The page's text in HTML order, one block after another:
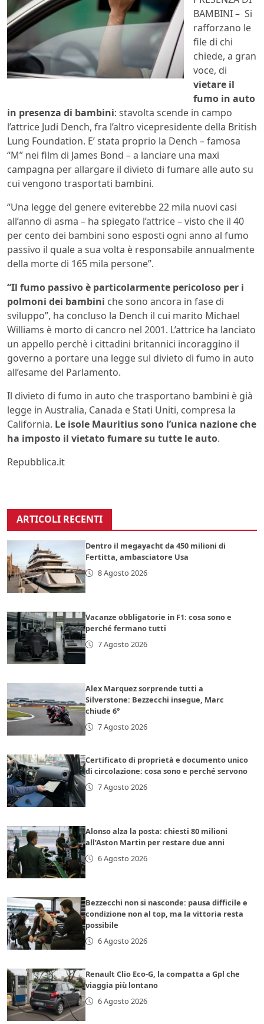
BAMBINI – Si
rafforzano le
file di chi
chiede, a gran
voce, di
vietare il
fumo in auto
in presenza di bambini: stavolta scende in campo
l’attrice Judi Dench, fra l’altro vicepresidente della British
Lung Foundation. E’ stata proprio la Dench – famosa
“M” nei film di James Bond – a lanciare una maxi
campagna per allargare il divieto di fumare alle auto su
cui vengono trasportati bambini.
“Una legge del genere eviterebbe 22 mila nuovi casi
all’anno di asma – ha spiegato l’attrice – visto che il 40
per cento dei bambini sono esposti ogni anno al fumo
passivo il quale a sua volta è responsabile annualmente
della morte di 165 mila persone”.
“Il fumo passivo è particolarmente pericoloso per i
polmoni dei bambini che sono ancora in fase di
sviluppo”, ha concluso la Dench il cui marito Michael
Williams è morto di cancro nel 2001. L’attrice ha lanciato
un appello perchè i cittadini britannici incoraggino il
governo a portare una legge sul divieto di fumo in auto
all’esame del Parlamento.
Il divieto di fumo in auto che trasportano bambini è già
legge in Australia, Canada e Stati Uniti, compresa la
California. Le isole Mauritius sono l’unica nazione che
ha imposto il vietato fumare su tutte le auto.
Repubblica.it
ARTICOLI RECENTI
Dentro il megayacht da 450 milioni di
Fertitta, ambasciatore Usa
8 Agosto 2026
Vacanze obbligatorie in F1: cosa sono e
perché fermano tutti
7 Agosto 2026
Alex Marquez sorprende tutti a
Silverstone: Bezzecchi insegue, Marc
chiude 6°
7 Agosto 2026
Certificato di proprietà e documento unico
di circolazione: cosa sono e perché servono
7 Agosto 2026
Alonso alza la posta: chiesti 80 milioni
all’Aston Martin per restare due anni
6 Agosto 2026
Bezzecchi non si nasconde: pausa difficile e
condizione non al top, ma la vittoria resta
possibile
6 Agosto 2026
Renault Clio Eco-G, la compatta a Gpl che
viaggia più lontano
6 Agosto 2026